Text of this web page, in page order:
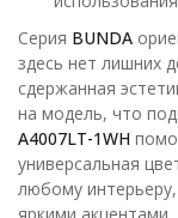
Серия BUNDA
здесь нет лишних
сдержанная
на модель, что
A4007LT-1WH
универсальная
любому